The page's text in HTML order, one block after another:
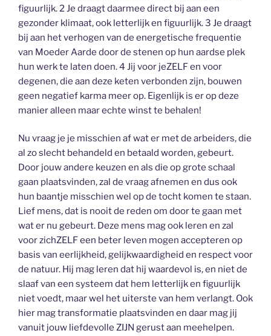
figuurlijk. 2 Je draagt daarmee direct bij aan een
gezonder klimaat, ook letterlijk en figuurlijk. 3 Je draagt
bij aan het verhogen van de energetische frequentie
van Moeder Aarde door de stenen op hun aardse plek
hun werk te laten doen. 4 Jij voor jeZELF en voor
degenen, die aan deze keten verbonden zijn, bouwen
geen negatief karma meer op. Eigenlijk is er op deze
manier alleen maar echte winst te behalen!
Nu vraag je je misschien af wat er met de arbeiders, die
al zo slecht behandeld en betaald worden, gebeurt.
Door jouw andere keuzen en als die op grote schaal
gaan plaatsvinden, zal de vraag afnemen en dus ook
hun baantje misschien wel op de tocht komen te staan.
Lief mens, dat is nooit de reden om door te gaan met
wat er nu gebeurt. Deze mens mag ook leren en zal
voor zichZELF een beter leven mogen accepteren op
basis van eerlijkheid, gelijkwaardigheid en respect voor
de natuur. Hij mag leren dat hij waardevol is, en niet de
slaaf van een systeem dat hem letterlijk en figuurlijk
niet voedt, maar wel het uiterste van hem verlangt. Ook
hier mag transformatie plaatsvinden en daar mag jij
vanuit jouw liefdevolle ZIJN gerust aan meehelpen.